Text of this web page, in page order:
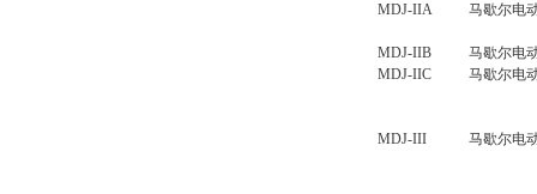
MDJ-IIA 马歇尔电
MDJ-IIB
马歇尔电
MDJ-IIC
马歇尔电
MDJ-III 马歇尔电